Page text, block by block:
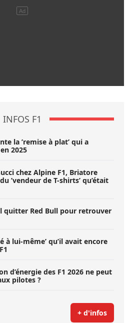
INFOS F1
la ’remise à plat’ qui a
2025
chez Alpine F1, Briatore
’vendeur de T-shirts’ qu’était
quitter Red Bull pour retrouver
à lui-même’ qu’il avait encore
d’énergie des F1 2026 ne peut
pilotes ?
+ d'infos